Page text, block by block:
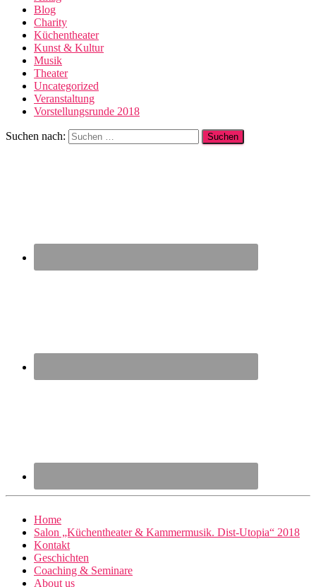
Blog
Charity
Küchentheater
Kunst & Kultur
Musik
Theater
Uncategorized
Veranstaltung
Vorstellungsrunde 2018
Suchen nach:
Home
Salon „Küchentheater & Kammermusik. Dist-Utopia“ 2018
Kontakt
Geschichten
Coaching & Seminare
About us